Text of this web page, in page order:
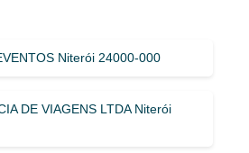
Niterói 24000-000
DE VIAGENS LTDA Niterói